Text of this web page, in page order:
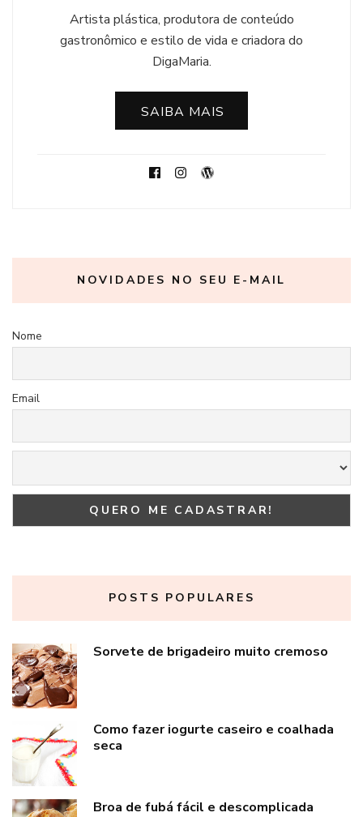
Artista plástica, produtora de conteúdo
gastronômico e estilo de vida e criadora do
DigaMaria.
SAIBA MAIS
NOVIDADES NO SEU E-MAIL
Nome
Email
POSTS POPULARES
Sorvete de brigadeiro muito cremoso
Como fazer iogurte caseiro e coalhada
seca
Broa de fubá fácil e descomplicada